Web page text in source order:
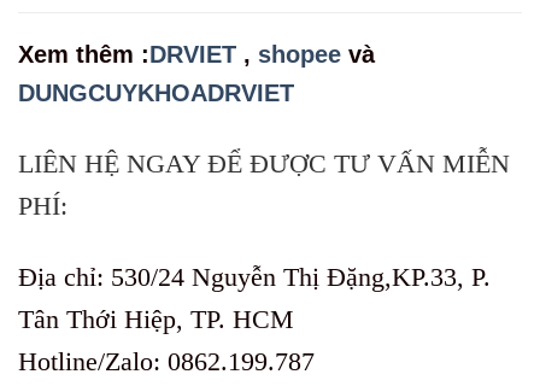
Xem thêm :DRVIET , shopee và
DUNGCUYKHOADRVIET
LIÊN HỆ NGAY ĐỂ ĐƯỢC TƯ VẤN MIỄN
PHÍ:
Địa chỉ: 530/24 Nguyễn Thị Đặng,KP.33, P.
Tân Thới Hiệp, TP. HCM
Hotline/Zalo: 0862.199.787